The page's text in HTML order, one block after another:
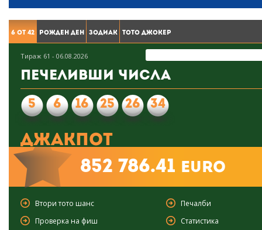
6 от 42 Рожден ден Зодиак Тото Джокер
Тираж 61 - 06.08.2026
Печеливши числа
5 6 16 25 26 34
Джакпот
852 786.41 euro
Втори тото шанс
Печалби
Проверка на фиш
Статистика